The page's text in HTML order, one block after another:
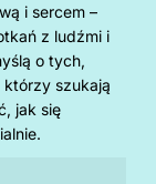
i sercem –
z ludźmi i
o tych,
szukają
jak się